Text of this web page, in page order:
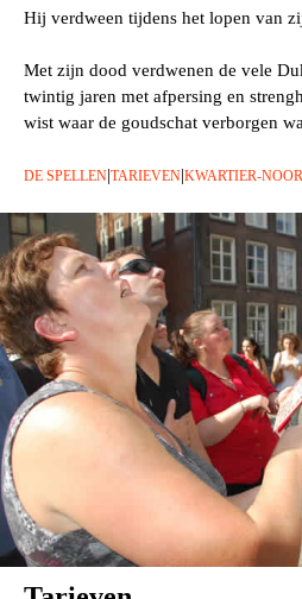
Hij verdween tijdens het lopen van
Met zijn dood verdwenen de vele
twintig jaren met afpersing en
wist waar de goudschat verborgen
DE SPELLEN|TARIEVEN|KWARTIER-